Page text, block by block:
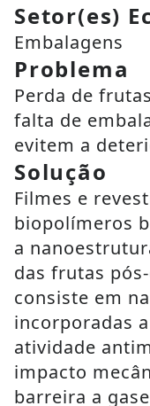
Setor(es)
Embalagens
Problema
Perda de
falta de
evitem a
Solução
Filmes e
biopolímeros
a
das frutas
consiste em
incorporadas
atividade
impacto
barreira a